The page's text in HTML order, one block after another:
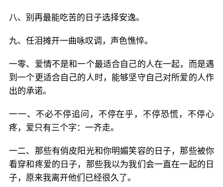
八、别再最能吃苦的日子选择安逸。
九、任泪摊开一曲咏叹调，声色憔悴。
一零、爱情不是和一个最适合自己的人在一起，而是遇
到一个更适合自己的人时，能够坚守自己对所爱的人作
出的承诺。
一一、不必不停追问，不停在乎，不停恐慌，不停心
疼，爱只有三个字：一齐走。
一二、那些有俏皮阳光和你明媚笑容的日子，那些被你
看穿和疼爱的日子，那些我以为我们会一直在一起的日
子，原来我离开他们已经很久了。